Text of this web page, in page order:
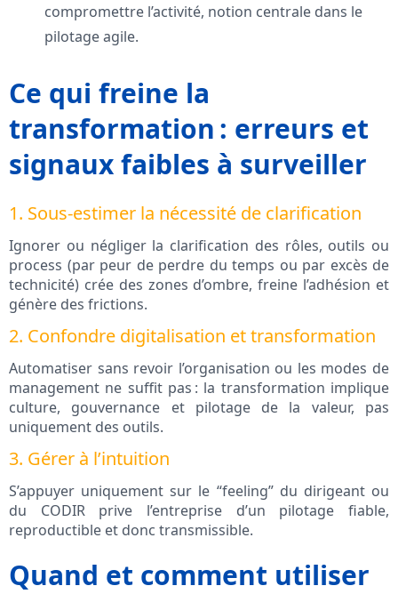
compromettre l’activité, notion centrale dans le
pilotage agile.
Ce qui freine la
transformation : erreurs et
signaux faibles à surveiller
1. Sous-estimer la nécessité de clarification
Ignorer ou négliger la clarification des rôles, outils ou
process (par peur de perdre du temps ou par excès de
technicité) crée des zones d’ombre, freine l’adhésion et
génère des frictions.
2. Confondre digitalisation et transformation
Automatiser sans revoir l’organisation ou les modes de
management ne suffit pas : la transformation implique
culture, gouvernance et pilotage de la valeur, pas
uniquement des outils.
3. Gérer à l’intuition
S’appuyer uniquement sur le “feeling” du dirigeant ou
du CODIR prive l’entreprise d’un pilotage fiable,
reproductible et donc transmissible.
Quand et comment utiliser